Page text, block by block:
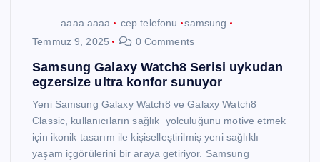
aaaa aaaa cep telefonu
samsung
Temmuz 9, 2025
0 Comments
Samsung Galaxy Watch8 Serisi uykudan
egzersize ultra konfor sunuyor
Yeni Samsung Galaxy Watch8 ve Galaxy Watch8
Classic, kullanıcıların sağlık yolculuğunu motive etmek
için ikonik tasarım ile kişiselleştirilmiş yeni sağlıklı
yaşam içgörülerini bir araya getiriyor. Samsung